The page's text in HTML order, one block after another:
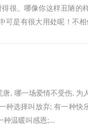
很。哪像你这样丑陋的
可是有很大用处呢！不
, 哪一场爱情不受伤. 为
种选择叫放弃; 有一种快
种温暖叫感恩;...